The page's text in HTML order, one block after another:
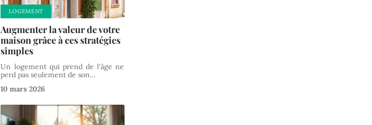
LOGEMENT
Augmenter la valeur de votre
maison grâce à ces stratégies
simples
Un logement qui prend de l'âge ne
perd pas seulement de son…
10 mars 2026